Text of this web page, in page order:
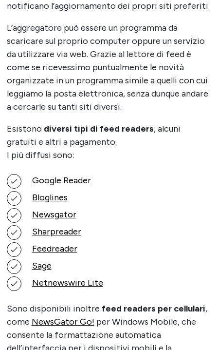
notificano l’aggiornamento dei propri siti preferiti.
L’aggregatore può essere un programma da
scaricare sul proprio computer oppure un servizio
da utilizzare via web. Grazie al lettore di feed è
come se ricevessimo puntualmente le novità
organizzate in un programma simile a quelli con cui
leggiamo la posta elettronica, senza dunque andare
a cercarle su tanti siti diversi.
Esistono diversi tipi di feed readers, alcuni
gratuiti e altri a pagamento.
I più diffusi sono:
Google Reader
Bloglines
Newsgator
Sharpreader
Feedreader
Sage
Netnewswire Lite
Sono disponibili inoltre feed readers per cellulari,
come NewsGator Go! per Windows Mobile, che
consente la formattazione automatica
dell’interfaccia per i dispositivi mobili e la